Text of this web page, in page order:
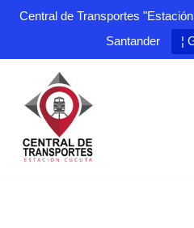
Central de Transportes
Santander
¦
Saltar
contenido